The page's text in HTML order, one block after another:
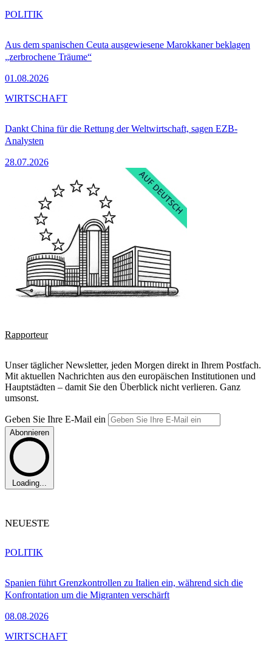
Aus dem spanischen Ceuta ausgewiesene Marokkaner beklagen
„zerbrochene Träume“
01.08.2026
POLITIK
Dankt China für die Rettung der Weltwirtschaft, sagen EZB-
Analysten
28.07.2026
WIRTSCHAFT
Rapporteur
Unser täglicher Newsletter, jeden Morgen direkt in Ihrem Postfach.
Mit aktuellen Nachrichten aus den europäischen Institutionen und
Hauptstädten – damit Sie den Überblick nicht verlieren. Ganz
umsonst.
Geben Sie Ihre E-Mail ein
Abonnieren
Loading...
NEUESTE
Spanien führt Grenzkontrollen zu Italien ein, während sich die
Konfrontation um die Migranten verschärft
08.08.2026
POLITIK
WIRTSCHAFT